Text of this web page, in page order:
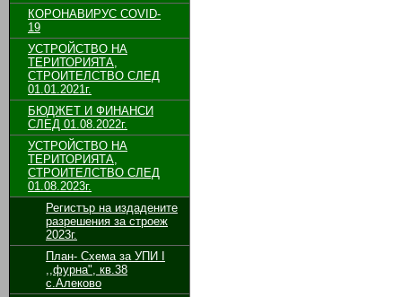
КОРОНАВИРУС COVID-
19
УСТРОЙСТВО НА
ТЕРИТОРИЯТА,
СТРОИТЕЛСТВО СЛЕД
01.01.2021г.
БЮДЖЕТ И ФИНАНСИ
СЛЕД 01.08.2022г.
УСТРОЙСТВО НА
ТЕРИТОРИЯТА,
СТРОИТЕЛСТВО СЛЕД
01.08.2023г.
Регистър на издадените
разрешения за строеж
2023г.
План- Схема за УПИ I
,,фурна", кв.38
с.Алеково